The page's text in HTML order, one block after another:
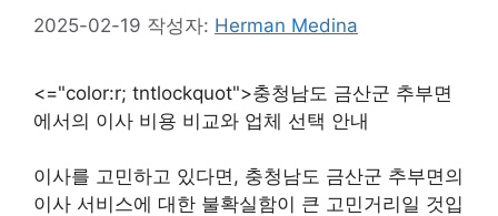
2025-02-19 작성자: Herman Medina
<="color:r; tntlockquot">충청남도 금산군 추부면
에서의 이사 비용 비교와 업체 선택 안내
이사를 고민하고 있다면, 충청남도 금산군 추부면의
이사 서비스에 대한 불확실함이 큰 고민거리일 것입